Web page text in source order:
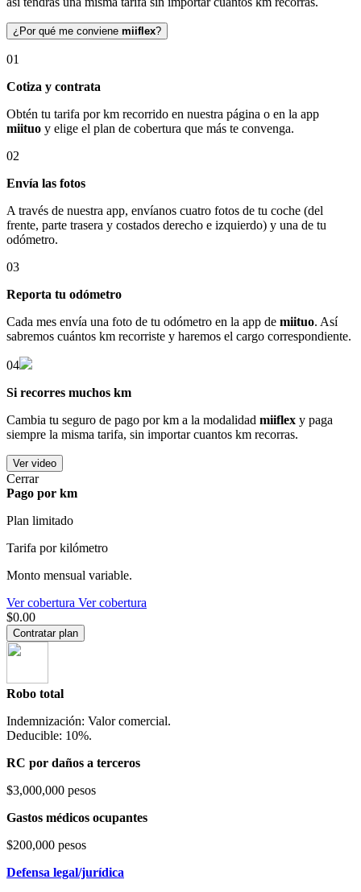
¿Por qué me conviene miiflex?
01
Cotiza y contrata
Obtén tu tarifa por km recorrido en nuestra página o en la app
miituo y elige el plan de cobertura que más te convenga.
02
Envía las fotos
A través de nuestra app, envíanos cuatro fotos de tu coche (del
frente, parte trasera y costados derecho e izquierdo) y una de tu
odómetro.
03
Reporta tu odómetro
Cada mes envía una foto de tu odómetro en la app de miituo. Así
sabremos cuántos km recorriste y haremos el cargo correspondiente.
04
Si recorres muchos km
Cambia tu seguro de pago por km a la modalidad miiflex y paga
siempre la misma tarifa, sin importar cuantos km recorras.
Ver video
Cerrar
Pago por km
Plan limitado
Tarifa por kilómetro
Monto mensual variable.
Ver cobertura Ver cobertura
$0.00
Contratar plan
Robo total
Indemnización: Valor comercial.
Deducible: 10%.
RC por daños a terceros
$3,000,000 pesos
Gastos médicos ocupantes
$200,000 pesos
Defensa legal/jurídica